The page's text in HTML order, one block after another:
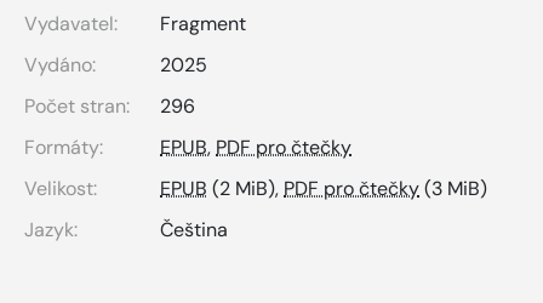
Vydavatel:
Fragment
Vydáno:
2025
Počet stran:
296
Formáty:
EPUB,PDF pro čtečky
Velikost:
EPUB (2 MiB),PDF pro čtečky(3 MiB)
Jazyk:
Čeština